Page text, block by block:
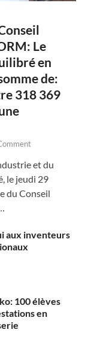
Le
en
de:
318 369
et du
le jeudi 29
du Conseil
aux inventeurs
100 élèves
en